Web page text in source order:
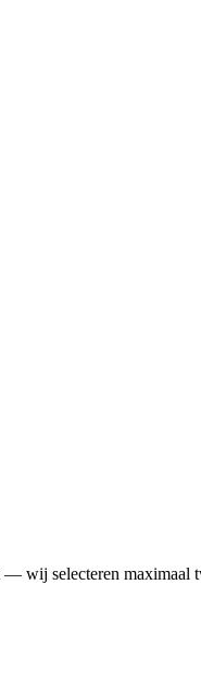
wij selecteren maximaal